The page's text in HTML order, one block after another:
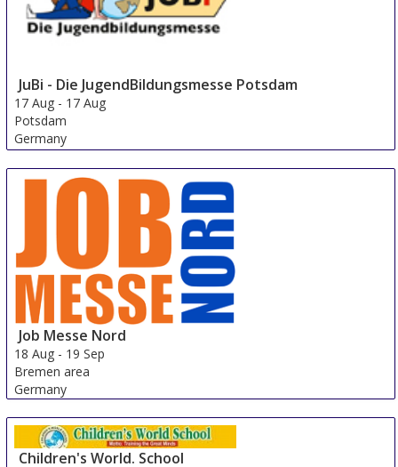
JuBi - Die JugendBildungsmesse Potsdam
17 Aug - 17 Aug
Potsdam
Germany
Job Messe Nord
18 Aug - 19 Sep
Bremen area
Germany
Children's World. School